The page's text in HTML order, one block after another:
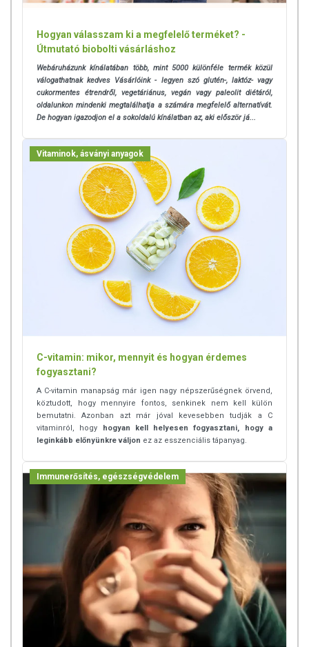
Hogyan válasszam ki a megfelelő terméket? -
Útmutató biobolti vásárláshoz
Webáruházunk kínálatában több, mint 5000 különféle termék közül
válogathatnak kedves Vásárlóink - legyen szó glutén-, laktóz- vagy
cukormentes étrendről, vegetáriánus, vegán vagy paleolit diétáról,
oldalunkon mindenki megtalálhatja a számára megfelelő alternatívát.
De hogyan igazodjon el a sokoldalú kínálatban az, aki először já...
Vitaminok, ásványi anyagok
C-vitamin: mikor, mennyit és hogyan érdemes
fogyasztani?
A C-vitamin manapság már igen nagy népszerűségnek örvend,
köztudott, hogy mennyire fontos, senkinek nem kell külön
bemutatni. Azonban azt már jóval kevesebben tudják a C
vitaminról, hogy
hogyan kell helyesen fogyasztani, hogy a
leginkább előnyünkre váljon ez az esszenciális tápanyag.
Immunerősítés, egészségvédelem